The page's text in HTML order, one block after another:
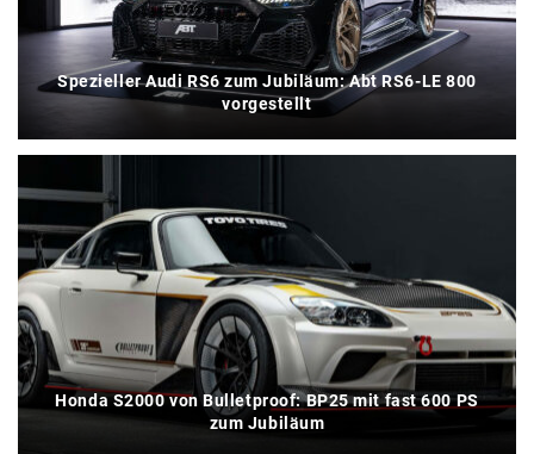
Spezieller Audi RS6 zum Jubiläum: Abt RS6-LE 800
vorgestellt
Honda S2000 von Bulletproof: BP25 mit fast 600 PS
zum Jubiläum